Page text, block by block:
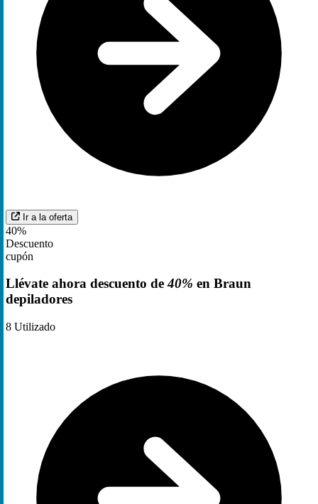
Ir a la oferta
40%
Descuento
cupón
Llévate ahora descuento de40% en Braun
depiladores
8 Utilizado